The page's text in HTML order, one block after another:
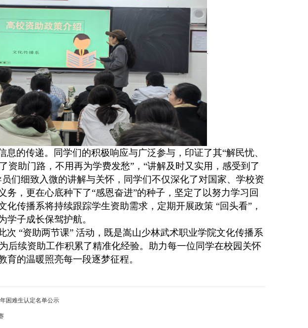
息的传递。同学们的积极响应与广泛参与，印证了其“解民忧、
资助门路，不用再为学费发愁”，“讲解及时又实用，感受到了
们细致入微的讲解与关怀，同学们不仅深化了对国家、学校资
务，更在心底种下了“感恩奋进”的种子，坚定了以努力学习回
传播系将持续跟踪学生资助需求，定期开展政策 “回头看”，
学子成长保驾护航。
次 “资助两节课” 活动，既是嵩山少林武术职业学院文化传播系
后续资助工作积累了精准化经验。助力每一位同学在校园关怀
的温暖照亮每一段逐梦征程。
困难生认定名单公示